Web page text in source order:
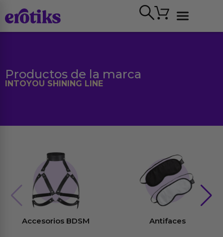
al
contenido
Carrito
Productos de la marca
INTOYOU SHINING LINE
Accesorios BDSM Antifaces